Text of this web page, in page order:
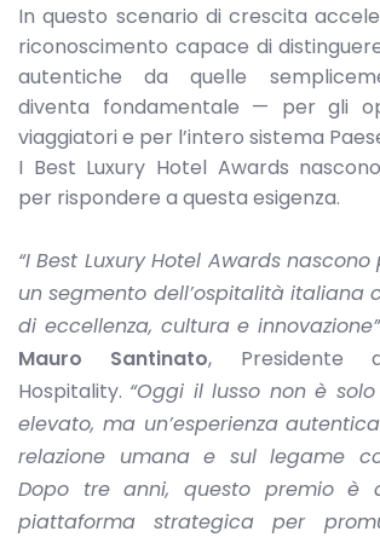
In questo scenario di crescita
riconoscimento capace di
autentiche da quelle
diventa fondamentale — per gli
viaggiatori e per l’intero sistema
I Best Luxury Hotel Awards
per rispondere a questa esigenza.
“I Best Luxury Hotel Awards
un segmento dell’ospitalità italiana
di eccellenza, cultura e innovazione”
Mauro Santinato, Presidente
Hospitality. “Oggi il lusso non è
elevato, ma un’esperienza
relazione umana e sul legame
Dopo tre anni, questo premio è
piattaforma strategica per